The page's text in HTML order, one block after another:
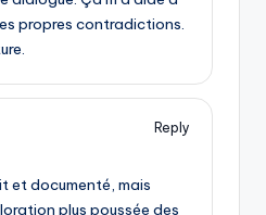
propres contradictions.
Reply
et documenté, mais
plus poussée des